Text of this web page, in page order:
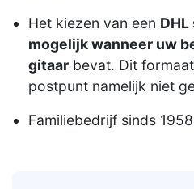
Het kiezen van een
mogelijk wanneer uw
gitaar bevat. Dit
postpunt namelijk niet
Familiebedrijf sinds 1958